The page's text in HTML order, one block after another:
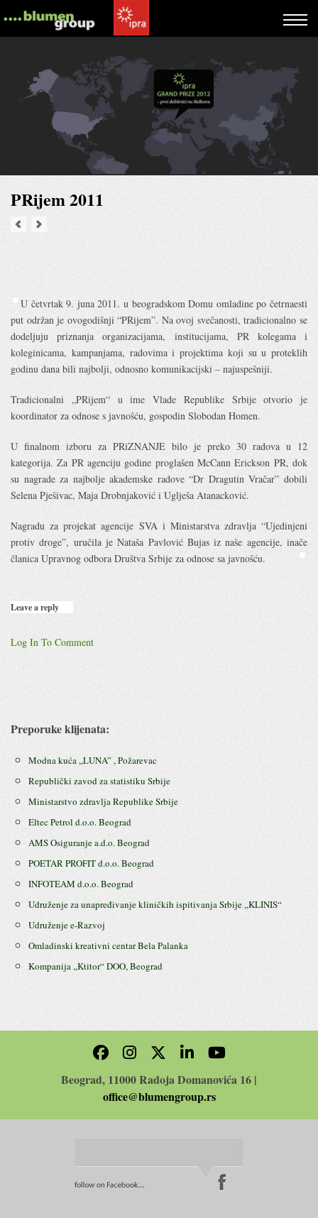
PRijem 2011
U četvrtak 9. juna 2011. u beogradskom Domu omladine po četrnaesti
put održan je ovogodišnji “PRijem”. Na ovoj svečanosti, tradicionalno se
dodeljuju priznanja organizacijama, institucijama, PR kolegama i
koleginicama, kampanjama, radovima i projektima koji su u proteklih
godinu dana bili najbolji, odnosno komunikacijski – najuspešniji.
Tradicionalni „PRijem“ u ime Vlade Republike Srbije otvorio je
koordinator za odnose s javnošću, gospodin Slobodan Homen.
U finalnom izboru za PRiZNANJE bilo je preko 30 radova u 12
kategorija. Za PR agenciju godine proglašen McCann Erickson PR, dok
su nagrade za najbolje akademske radove “Dr Dragutin Vračar” dobili
Selena Pješivac, Maja Drobnjaković i Uglješa Atanacković.
Nagradu za projekat agencije SVA i Ministarstva zdravlja “Ujedinjeni
protiv droge”, uručila je Nataša Pavlović Bujas iz naše agencije, inače
članica Upravnog odbora Društva Srbije za odnose sa javnošću.
Leave a reply
Log In To Comment
Preporuke klijenata:
Modna kuća ,,LUNA” , Požarevac
Republički zavod za statistiku Srbije
Ministarstvo zdravlja Republike Srbije
Eltec Petrol d.o.o. Beograd
AMS Osiguranje a.d.o. Beograd
POETAR PROFIT d.o.o. Beograd
INFOTEAM d.o.o. Beograd
Udruženje za unapređivanje kliničkih ispitivanja Srbije ,,KLINIS“
Udruženje e-Razvoj
Omladinski kreativni centar Bela Palanka
Kompanija ,,Ktitor“ DOO, Beograd
Beograd, 11000 Radoja Domanovića 16 |
office@blumengroup.rs